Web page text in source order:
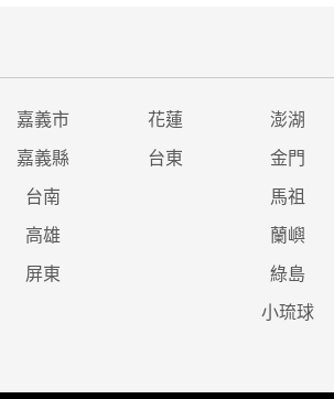
嘉義市 花蓮 澎湖
嘉義縣 台東 金門
台南 馬祖
高雄 蘭嶼
屏東 綠島
小琉球